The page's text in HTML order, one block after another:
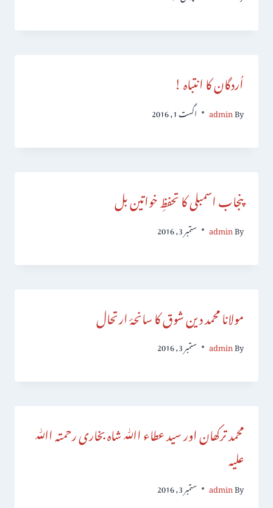
اُردگان کا انتباہ !
By
admin اگست 1, 2016
پنجاب اسمبلی کا تحفظِ خواتین بل
By
admin ستمبر 3, 2016
مولانا محمد دین شوق کا سانحۂ ارتحال
By
admin ستمبر 3, 2016
محمد ترکھان اور سید عطاء اﷲ شاہ بخاری رحمتہ اﷲ
علیہ
By
admin ستمبر 3, 2016